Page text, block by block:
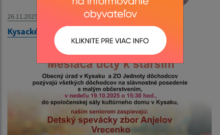
26.11.2025
Kysacké vianočné trhy a adventný koncert